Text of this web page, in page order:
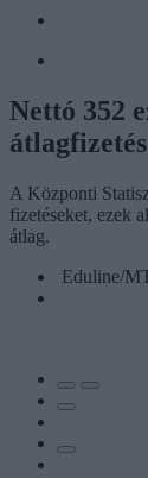
Nettó 352
A Központi
fizetéseket, ezek
átlag.
Eduline/